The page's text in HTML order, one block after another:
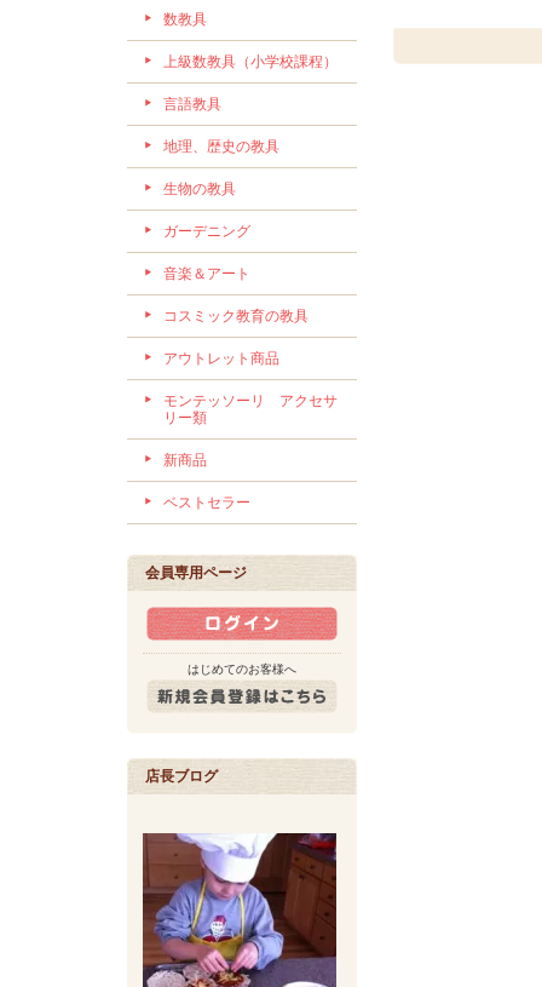
数教具
上級数教具（小学校課程）
言語教具
地理、歴史の教具
生物の教具
ガーデニング
音楽＆アート
コスミック教育の教具
アウトレット商品
モンテッソーリ アクセサ
リー類
新商品
ベストセラー
会員専用ページ
はじめてのお客様へ
店長ブログ